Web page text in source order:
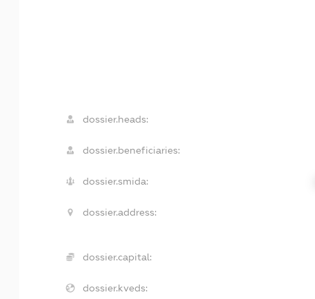
dossier.heads:
dossier.beneficiaries:
dossier.smida:
dossier.address:
dossier.capital:
dossier.kveds: